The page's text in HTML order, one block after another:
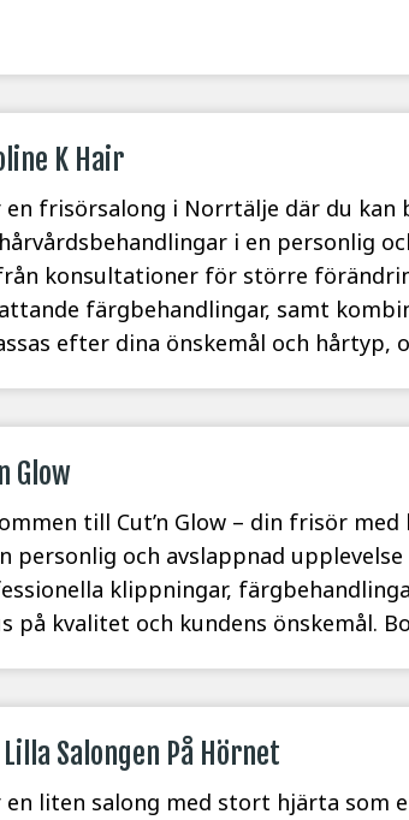
K Hair
en frisörsalong i Norrtälje där du
i en personlig
konsultationer för större
färgbehandlingar, samt
efter dina önskemål och hårtyp,
Glow
till Cut’n Glow – din frisör
personlig och avslappnad
klippningar,
på kvalitet och kundens önskemål.
Lilla Salongen På Hörnet
en liten salong med stort hjärta som